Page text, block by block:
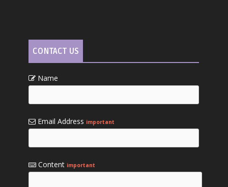
CONTACT US
Name
Email Address important
Content important